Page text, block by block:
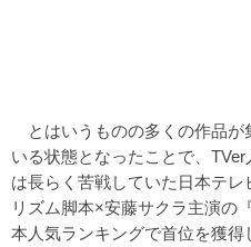
とはいうものの多くの作品が
いる状態となったことで、
は長らく苦戦していた日本テ
リズム脚本×安藤サクラ主演の
本人気ランキングで首位を獲